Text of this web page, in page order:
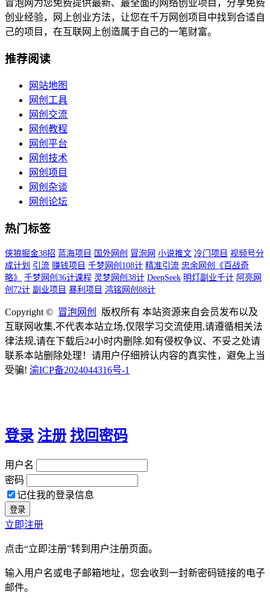
冒泡网为您免费提供最新、最全面的网络创业项目，分享免费
创业经验，网上创业方法，让您在千万网创项目中找到合适自
己的项目，在互联网上创造属于自己的一笔财富。
推荐阅读
网站地图
网创工具
网创交流
网创教程
网创平台
网创技术
网创项目
网创杂谈
网创论坛
热门标签
侠狼掘金38招 蓝海项目 国外网创 冒泡网 小说推文 冷门项目 视频号分
成计划 引流 赚钱项目 千梦网创108计 精准引流 忠余网创《百战奇
略》
千梦网创36计课程 灵梦网创38计 DeepSeek 明灯副业千计 阿亮网
创72计 副业项目 暴利项目 鸿铭网创88计
Copyright © 冒泡网创
版权所有 本站资源来自会员发布以及
互联网收集,不代表本站立场,仅限学习交流使用,请遵循相关法
律法规,请在下载后24小时内删除.如有侵权争议、不妥之处请
联系本站删除处理！请用户仔细辨认内容的真实性，避免上当
受骗! 渝ICP备2024044316号-1
登录 注册 找回密码
用户名
密码
记住我的登录信息
立即注册
点击“立即注册”转到用户注册页面。
输入用户名或电子邮箱地址，您会收到一封新密码链接的电子
邮件。